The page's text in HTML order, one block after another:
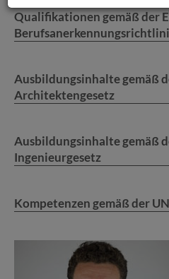
Qualifikationen gemäß der
Ausbildungsinhalte gemäß
Architektengesetz
Ausbildungsinhalte gemäß
Ingenieurgesetz
Kompetenzen gemäß der